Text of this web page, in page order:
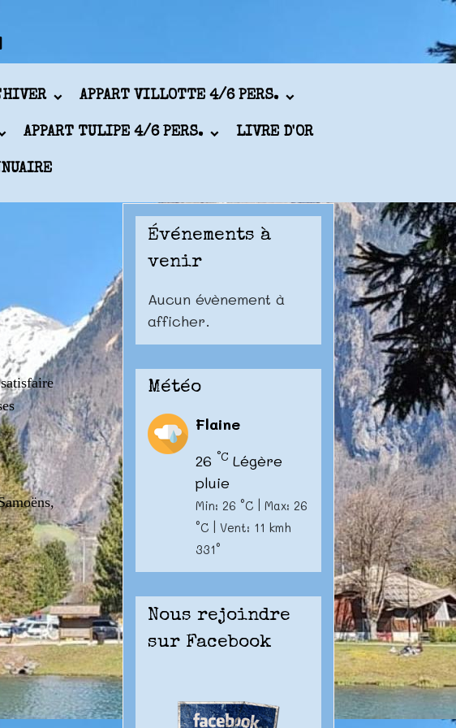
APPART VILLOTTE 4/6 PERS.
APPART TULIPE 4/6 PERS. LIVRE D'OR
Événements à
venir
Aucun évènement à
afficher.
Météo
Flaine
26 °CLégère
pluie
Min: 26 °C | Max: 26
°C | Vent: 11 kmh
331°
Nous rejoindre
sur Facebook